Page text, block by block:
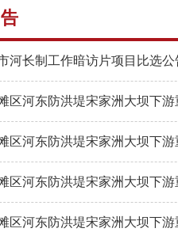
河长制工作暗访片项目比选公
区河东防洪堤宋家洲大坝下
区河东防洪堤宋家洲大坝下
区河东防洪堤宋家洲大坝下
区河东防洪堤宋家洲大坝下